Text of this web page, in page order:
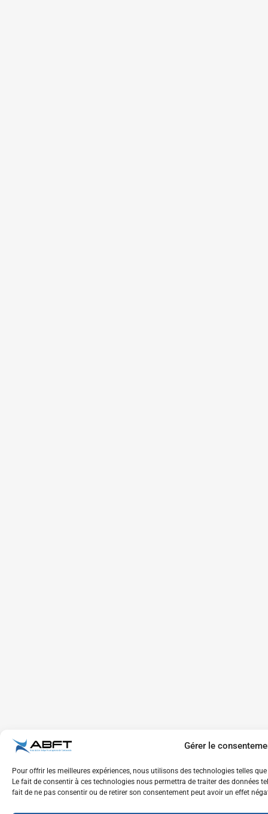
Gérer le
Pour offrir les meilleures expériences, nous utilisons des technologies telles
Le fait de consentir à ces technologies nous permettra de traiter des données
fait de ne pas consentir ou de retirer son consentement peut avoir un effet